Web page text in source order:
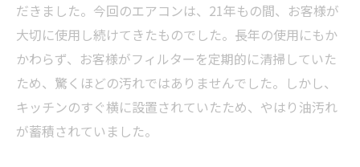
だきました。今回のエアコンは、21年もの間、お客様が
大切に使用し続けてきたものでした。長年の使用にもか
かわらず、お客様がフィルターを定期的に清掃していた
ため、驚くほどの汚れではありませんでした。しかし、
キッチンのすぐ横に設置されていたため、やはり油汚れ
が蓄積されていました。